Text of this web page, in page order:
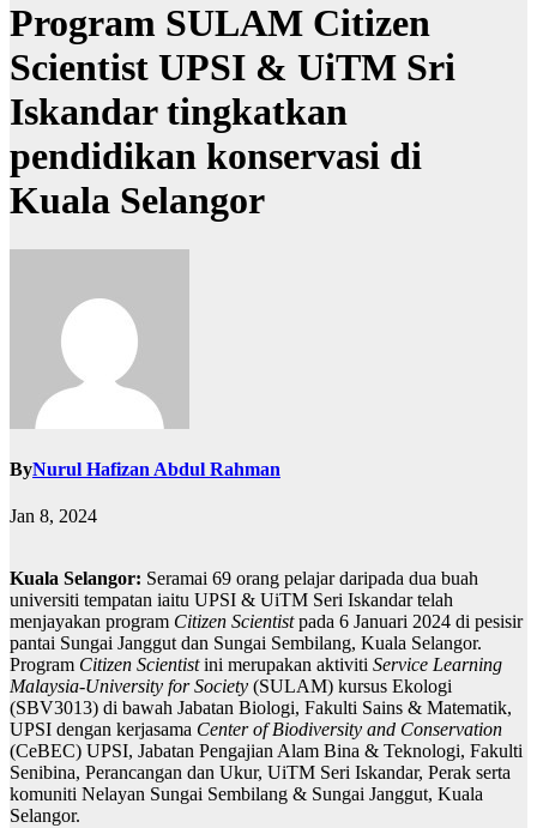
Program SULAM Citizen
Scientist UPSI & UiTM Sri
Iskandar tingkatkan
pendidikan konservasi di
Kuala Selangor
ByNurul Hafizan Abdul Rahman
Jan 8, 2024
Kuala Selangor: Seramai 69 orang pelajar daripada dua buah
universiti tempatan iaitu UPSI & UiTM Seri Iskandar telah
menjayakan program Citizen Scientistpada 6 Januari 2024 di pesisir
pantai Sungai Janggut dan Sungai Sembilang, Kuala Selangor.
Program Citizen Scientistini merupakan aktiviti Service Learning
Malaysia-University for Society (SULAM) kursus Ekologi
(SBV3013) di bawah Jabatan Biologi, Fakulti Sains & Matematik,
UPSI dengan kerjasama Center of Biodiversity and Conservation
(CeBEC) UPSI, Jabatan Pengajian Alam Bina & Teknologi, Fakulti
Senibina, Perancangan dan Ukur, UiTM Seri Iskandar, Perak serta
komuniti Nelayan Sungai Sembilang & Sungai Janggut, Kuala
Selangor.